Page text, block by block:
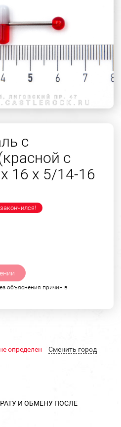
с
с
16 х 5/14-16
объяснения причин в
не определен Cменить город
И ОБМЕНУ ПОСЛЕ